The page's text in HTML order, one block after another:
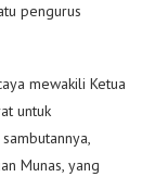
pengurus
mewakili Ketua
untuk
Munas, yang